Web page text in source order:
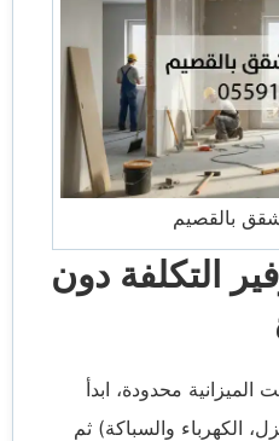
بالقصيم
التكلفة دون
الميزانية محدودة، ابدأ
الكهرباء والسباكة) ثم